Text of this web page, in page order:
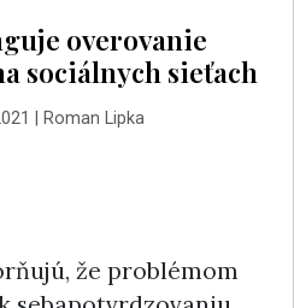
overovanie
sociálnych sieťach
Roman Lipka
že problémom